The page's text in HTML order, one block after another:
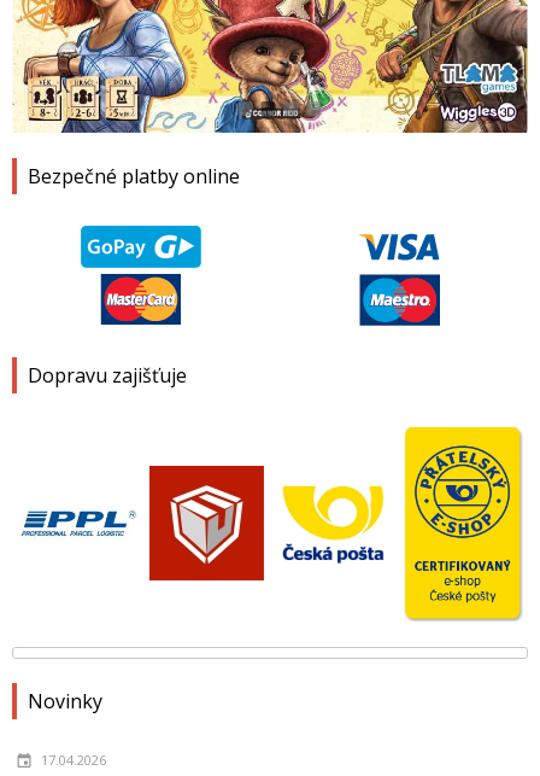
Bezpečné platby online
Dopravu zajišťuje
Novinky
17.04.2026